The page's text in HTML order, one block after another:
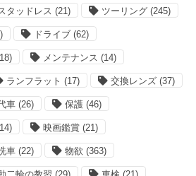
タッドレス (21) ツーリング (245)
ドライブ (62)
メンテナンス (14)
ランフラット (17) 交換レンズ (37)
車 (26) 保護 (46)
映画鑑賞 (21)
車 (22) 物欲 (363)